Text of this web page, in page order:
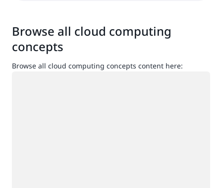
Browse all cloud computing
concepts
Browse all cloud computing concepts content here: